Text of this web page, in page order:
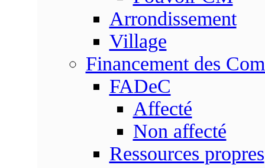
Arrondissement
Village
Financement des
FADeC
Affecté
Non affecté
Ressources propres